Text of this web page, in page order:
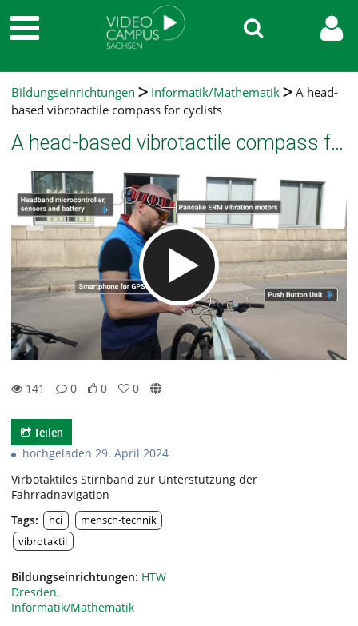
Bildungseinrichtungen Informatik/Mathematik
A head-
based vibrotactile compass for cyclists
A head-based vibrotactile compass for cyclists
141
0
0
0
Teilen
hochgeladen 29. April 2024
Virbotaktiles Stirnband zur Unterstützung der
Fahrradnavigation
Tags:
hci
mensch-technik
vibrotaktil
Bildungseinrichtungen: HTW
Dresden,
Informatik/Mathematik